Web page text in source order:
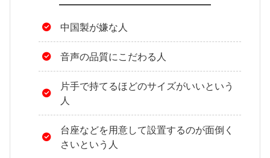
中国製が嫌な人
音声の品質にこだわる人
片手で持てるほどのサイズがいいという
人
台座などを用意して設置するのが面倒く
さいという人